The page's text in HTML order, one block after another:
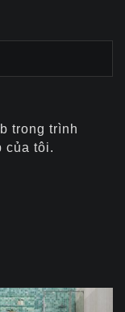
trong trình
của tôi.